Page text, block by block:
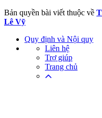
Bản quyền bài viết thuộc về
Lê Vỹ
Quy định và Nội quy
Liên hệ
Trợ giúp
Trang chủ